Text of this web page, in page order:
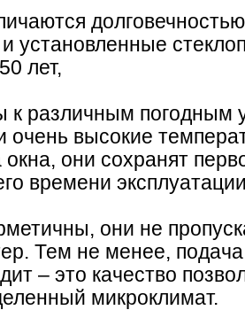
установленные
лет,
к различным погодным
очень высокие
окна, они сохранят
времени
они не
Тем не менее,
– это качество
микроклимат.